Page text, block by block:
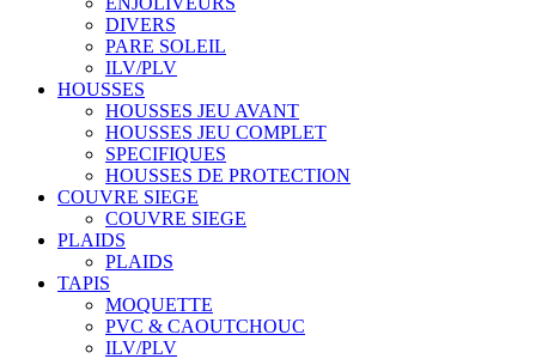
DIVERS
PARE SOLEIL
ILV/PLV
HOUSSES
HOUSSES JEU AVANT
HOUSSES JEU COMPLET
SPECIFIQUES
HOUSSES DE PROTECTION
COUVRE SIEGE
COUVRE SIEGE
PLAIDS
PLAIDS
TAPIS
MOQUETTE
PVC & CAOUTCHOUC
ILV/PLV